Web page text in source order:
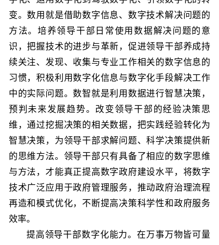
变。数用就是借助数字信息、数字技术解决问题的
方法。培养领导干部日常使用数据解决问题的意
识，把握技术的进步与革新，促进领导干部养成持
续关注、发现、收集与专业工作相关的数字信息的
习惯，积极利用数字化信息与数字化手段解决工作
中的实际问题。数智就是利用数据进行智慧决策，
预判未来发展趋势。改变领导干部的经验决策思
维，通过挖掘决策的相关数据，把实践经验转化为
智慧决策，为领导干部求解问题、科学决策提供新
的思维方法。领导干部只有具备了相应的数字思维
与方法，才能真正提高数字政府建设水平，将数字
技术广泛应用于政府管理服务，推动政府治理流程
再造和模式优化，不断提高决策科学性和政府服务
效率。
提高领导干部数字化能力。在万事万物皆可量